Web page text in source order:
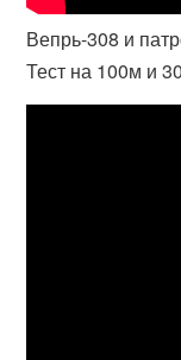
Вепрь-308 и
Тест на 100м и